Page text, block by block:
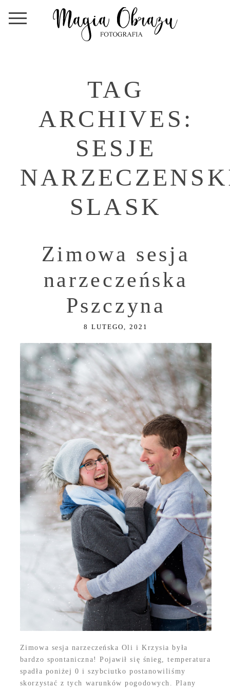
TAG
ARCHIVES:
SESJE
SLASK
Zimowa sesja
narzeczeńska
Pszczyna
8 LUTEGO, 2021
Zimowa sesja narzeczeńska Oli i Krzysia była
bardzo spontaniczna! Pojawił się śnieg, temperatura
spadła poniżej 0 i szybciutko postanowiliśmy
skorzystać z tych warunków pogodowych. Plany